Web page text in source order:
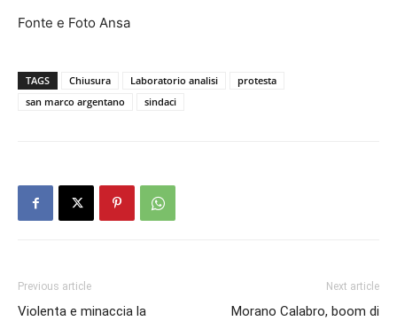
Fonte e Foto Ansa
TAGS Chiusura Laboratorio analisi
protesta
san marco argentano
sindaci
Previous article
Violenta e minaccia la
Next article
Morano Calabro, boom di